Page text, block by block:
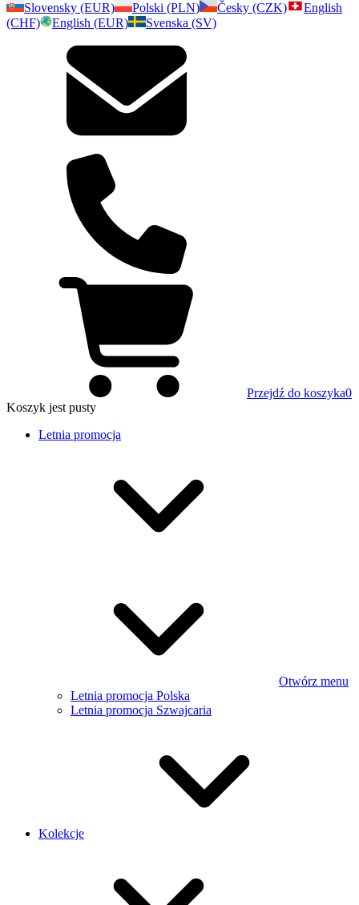
Slovensky (EUR)
Polski (PLN) Česky (CZK)
English
(CHF)
English (EUR) Svenska (SV)
Przejdź do koszyka0
Koszyk jest pusty
Letnia promocja
Otwórz menu
Letnia promocja Polska
Letnia promocja Szwajcaria
Kolekcje